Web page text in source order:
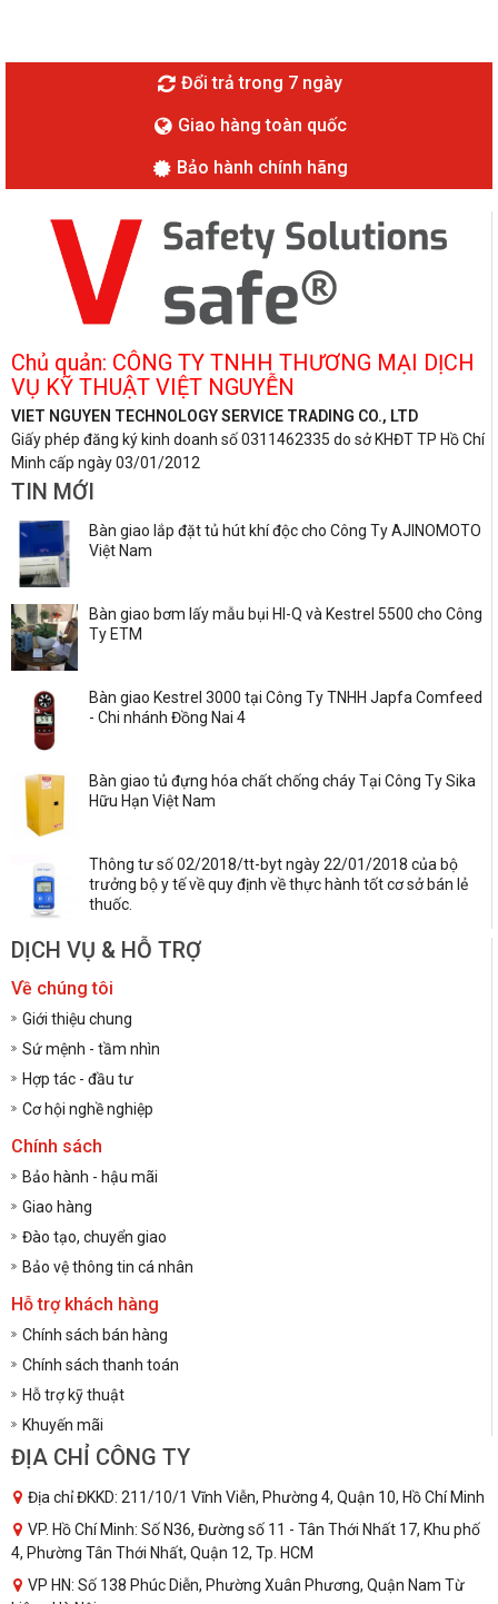
Đổi trả trong 7 ngày
Giao hàng toàn quốc
Bảo hành chính hãng
Chủ quản: CÔNG TY TNHH THƯƠNG MẠI DỊCH
VỤ KỸ THUẬT VIỆT NGUYỄN
VIET NGUYEN TECHNOLOGY SERVICE TRADING CO., LTD
Giấy phép đăng ký kinh doanh số 0311462335 do sở KHĐT TP Hồ Chí
Minh cấp ngày 03/01/2012
TIN MỚI
Bàn giao lắp đặt tủ hút khí độc cho Công Ty AJINOMOTO
Việt Nam
Bàn giao bơm lấy mẫu bụi HI-Q và Kestrel 5500 cho Công
Ty ETM
Bàn giao Kestrel 3000 tại Công Ty TNHH Japfa Comfeed
- Chi nhánh Đồng Nai 4
Bàn giao tủ đựng hóa chất chống cháy Tại Công Ty Sika
Hữu Hạn Việt Nam
Thông tư số 02/2018/tt-byt ngày 22/01/2018 của bộ
trưởng bộ y tế về quy định về thực hành tốt cơ sở bán lẻ
thuốc.
DỊCH VỤ & HỖ TRỢ
Về chúng tôi
Giới thiệu chung
Sứ mệnh - tầm nhìn
Hợp tác - đầu tư
Cơ hội nghề nghiệp
Chính sách
Bảo hành - hậu mãi
Giao hàng
Đào tạo, chuyển giao
Bảo vệ thông tin cá nhân
Hỗ trợ khách hàng
Chính sách bán hàng
Chính sách thanh toán
Hỗ trợ kỹ thuật
Khuyến mãi
ĐỊA CHỈ CÔNG TY
Địa chỉ ĐKKD: 211/10/1 Vĩnh Viễn, Phường 4, Quận 10, Hồ Chí Minh
VP. Hồ Chí Minh: Số N36, Đường số 11 - Tân Thới Nhất 17, Khu phố
4, Phường Tân Thới Nhất, Quận 12, Tp. HCM
VP HN: Số 138 Phúc Diễn, Phường Xuân Phương, Quận Nam Từ